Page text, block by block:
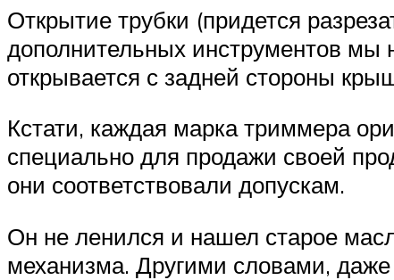
Открытие трубки (придется
дополнительных инструментов мы
открывается с задней стороны
Кстати, каждая марка триммера
специально для продажи своей
они соответствовали допускам.
Он не ленился и нашел старое
механизма. Другими словами,